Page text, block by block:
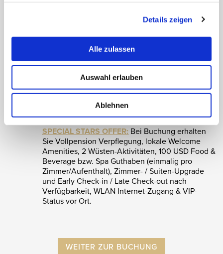
Details zeigen
Alle zulassen
Auswahl erlauben
Ablehnen
i
geschult, die besten Naturschutzpraktiken
einzuhalten, während sie Sie in die Farben, Düfte,
Geräusche und Tiererlebnisse der Wüste
eintauchen lassen.
EXPERIENCES &
BESONDERHEITEN private Wüstensafaris zu Fuß
und mit dem Geländewagen, Reitausflüge,
beruhige Naturwanderungen, authentische
Wüstenerlebnisse wie die Kunst der Falknerei und
des Bogenschießens, luxuriöse Wüstenvillen in
SPECIAL STARS OFFER: Bei Buchung erhalten
Sie Vollpension Verpflegung, lokale Welcome
Amenities, 2 Wüsten-Aktivitäten, 100 USD Food &
Beverage bzw. Spa Guthaben (einmalig pro
Zimmer/Aufenthalt), Zimmer- / Suiten-Upgrade
und Early Check-in / Late Check-out nach
Verfügbarkeit, WLAN Internet-Zugang & VIP-
Status vor Ort.
WEITER ZUR BUCHUNG